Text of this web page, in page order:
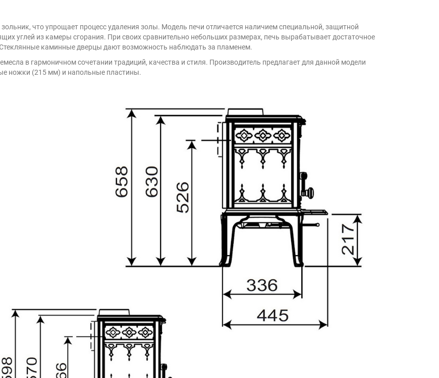
что упрощает процесс удаления золы. Модель печи отличается наличием специальной, защитной
углей из камеры сгорания. При своих сравнительно небольших размерах, печь вырабатывает достаточное
каминные дверцы дают возможность наблюдать за пламенем.
в гармоничном сочетании традиций, качества и стиля. Производитель предлагает для данной модели
ножки (215 мм) и напольные пластины.